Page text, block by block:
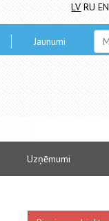
LV RU EN
Jaunumi
Uzņēmumi